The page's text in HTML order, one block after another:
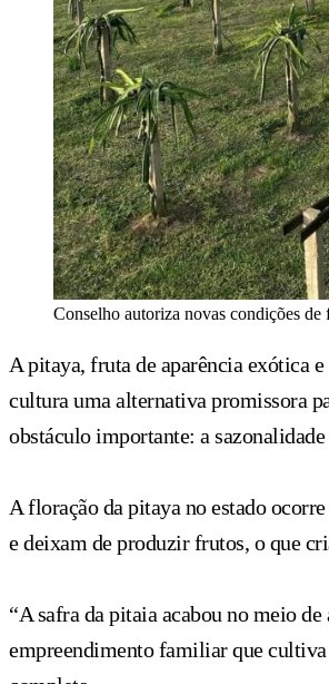
Conselho autoriza novas condições
A pitaya, fruta de aparência exótica
cultura uma alternativa promissora
obstáculo importante: a
A floração da pitaya no estado
e deixam de produzir frutos, o que
“A safra da pitaia acabou no meio
empreendimento familiar que